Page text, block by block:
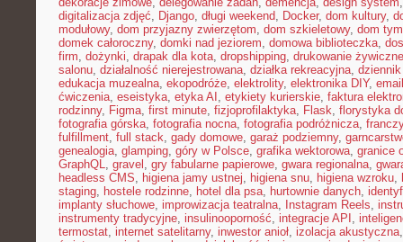
digitalizacja zdjęć, Django, długi weekend, Docker, dom kultury,
modułowy, dom przyjazny zwierzętom, dom szkieletowy, dom
domek całoroczny, domki nad jeziorem, domowa biblioteczka,
firm, dożynki, drapak dla kota, dropshipping, drukowanie żywiczne
salonu, działalność nierejestrowana, działka rekreacyjna,
edukacja muzealna, ekopodróże, elektrolity, elektronika DIY,
ćwiczenia, eseistyka, etyka AI , etykiety kurierskie, faktura
rodzinny, Figma, first minute, fizjoprofilaktyka, Flask, florystyka
fotografia górska, fotografia nocna, fotografia podróżnicza,
fulfillment, full stack, gady domowe, garaż podziemny,
genealogia, glamping, góry w Polsce, grafika wektorowa, granice
GraphQL, gravel , gry fabularne papierowe, gwara regionalna,
headless CMS, higiena jamy ustnej, higiena snu, higiena wzroku,
staging, hostele rodzinne, hotel dla psa, hurtownie danych,
implanty słuchowe, improwizacja teatralna, Instagram Reels,
instrumenty tradycyjne, insulinooporność, integracje API ,
termostat, internet satelitarny, inwestor anioł, izolacja akustyczna